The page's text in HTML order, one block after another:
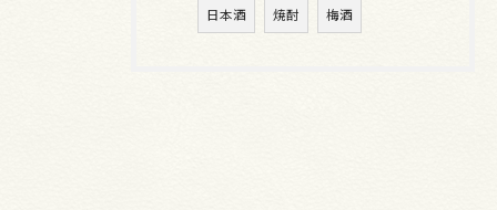
日本酒 焼酎 梅酒